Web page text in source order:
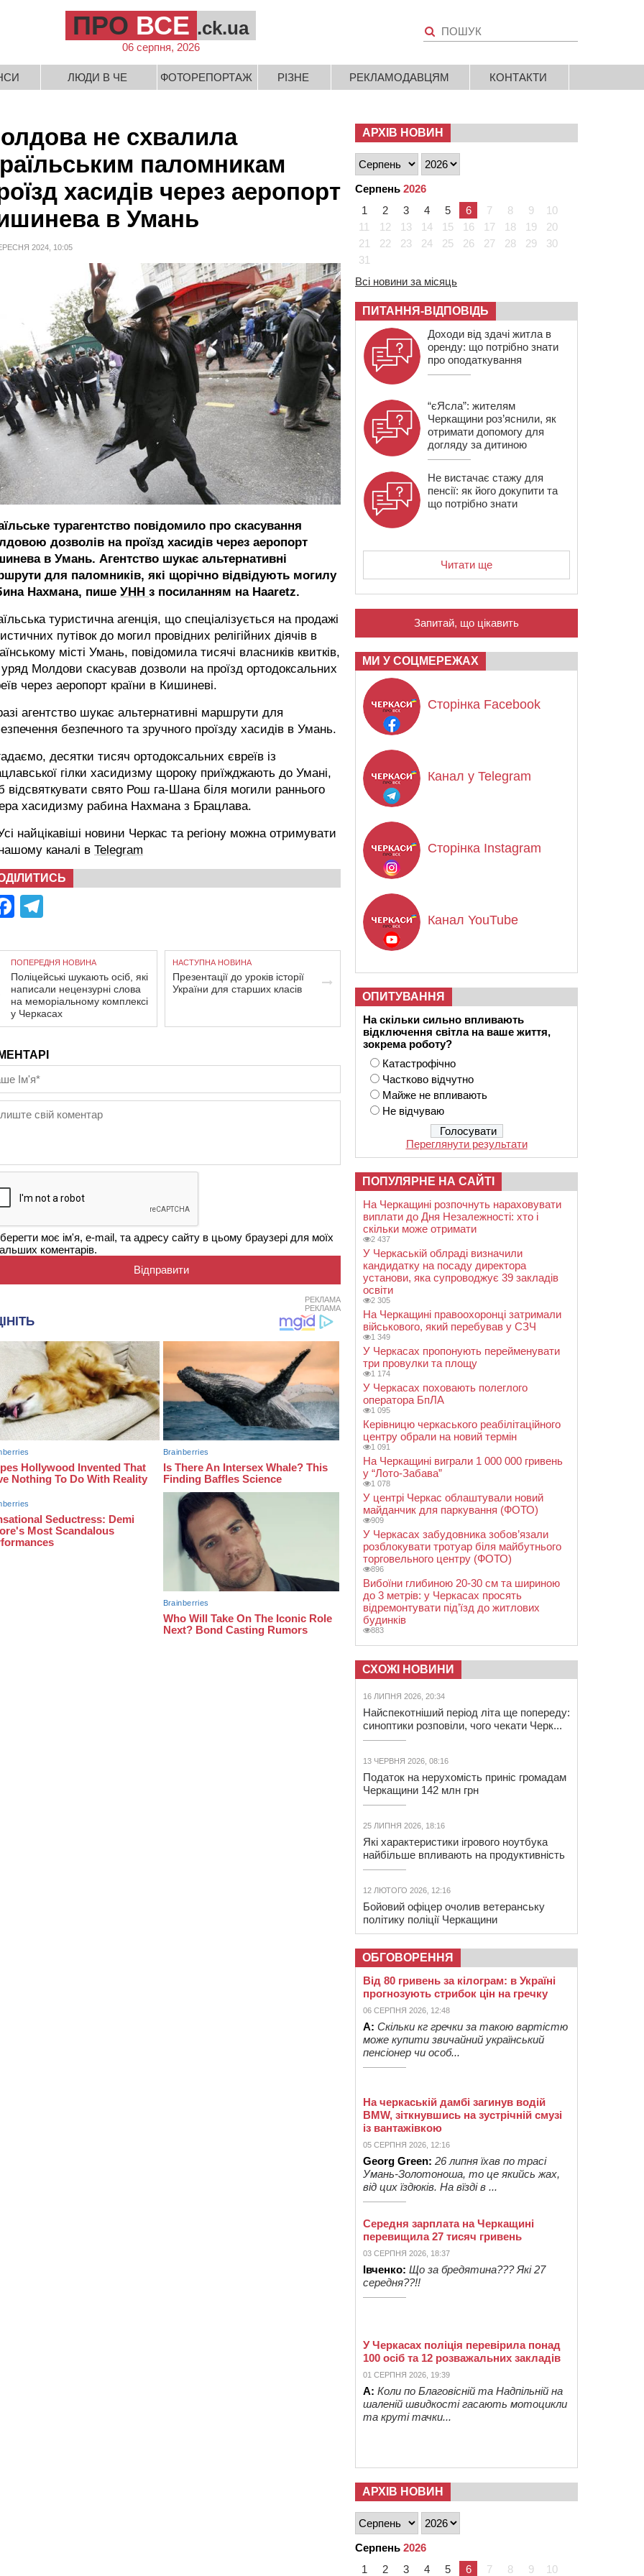
ПРО ВСЕ .ck.ua
06 серпня, 2026
ЛЮДИ В ЧЕ ФОТОРЕПОРТАЖ РІЗНЕ РЕКЛАМОДАВЦЯМ КОНТАКТИ
не схвалила
паломникам
хасидів через аеропорт
в Умань
2024, 10:05
турагентство повідомило про скасування
дозволів на проїзд хасидів через аеропорт
в Умань. Агентство шукає альтернативні
для паломників, які щорічно відвідують могилу
Нахмана, пише УНН з посиланням на Haaretz.
туристична агенція, що спеціалізується на продажі
путівок до могил провідних релігійних діячів в
місті Умань, повідомила тисячі власників квитків,
Молдови скасував дозволи на проїзд ортодоксальних
через аеропорт країни в Кишиневі.
агентство шукає альтернативні маршрути для
безпечного та зручного проїзду хасидів в Умань.
десятки тисяч ортодоксальних євреїв із
гілки хасидизму щороку приїжджають до Умані,
відсвяткувати свято Рош га-Шана біля могили раннього
хасидизму рабина Нахмана з Брацлава.
найцікавіші новини Черкас та регіону можна отримувати
каналі в Telegram
Facebook
ПОПЕРЕДНЯ НОВИНА
Поліцейські шукають осіб, які
написали нецензурні слова
на меморіальному комплексі
у Черкасах
НАСТУПНА НОВИНА
Презентації до уроків історії
України для старших класів
моє ім'я, e-mail, та адресу сайту в цьому браузері для моїх
коментарів.
РЕКЛАМА
РЕКЛАМА
АРХІВ НОВИН
Серпень 2026
1
2 3 4 5 6 7 8 9
10
11
12 13 14 15 16 17 18 19
20
21
22 23 24 25 26 27 28 29
30
31
Всі новини за місяць
ПИТАННЯ-ВІДПОВІДЬ
Доходи від здачі житла в
оренду: що потрібно знати
про оподаткування
“єЯсла”: жителям
Черкащини роз’яснили, як
отримати допомогу для
догляду за дитиною
Не вистачає стажу для
пенсії: як його докупити та
що потрібно знати
Читати ще
Запитай, що цікавить
МИ У СОЦМЕРЕЖАХ
Сторінка Facebook
Канал у Telegram
Сторінка Instagram
Канал YouTube
ОПИТУВАННЯ
На скільки сильно впливають
відключення світла на ваше життя,
зокрема роботу?
Катастрофічно
Частково відчутно
Майже не впливають
Не відчуваю
Переглянути результати
ПОПУЛЯРНЕ НА САЙТІ
На Черкащині розпочнуть нараховувати
виплати до Дня Незалежності: хто і
скільки може отримати
2 437
У Черкаській облраді визначили
кандидатку на посаду директора
установи, яка супроводжує 39 закладів
освіти
2 305
На Черкащині правоохоронці затримали
військового, який перебував у СЗЧ
1 349
У Черкасах пропонують перейменувати
три провулки та площу
1 174
У Черкасах поховають полеглого
оператора БпЛА
1 095
Керівницю черкаського реабілітаційного
центру обрали на новий термін
1 091
На Черкащині виграли 1 000 000 гривень
у “Лото-Забава”
1 078
У центрі Черкас облаштували новий
майданчик для паркування (ФОТО)
909
У Черкасах забудовника зобов’язали
розблокувати тротуар біля майбутнього
торговельного центру (ФОТО)
896
Вибоїни глибиною 20-30 см та шириною
до 3 метрів: у Черкасах просять
відремонтувати під’їзд до житлових
будинків
883
СХОЖІ НОВИНИ
16 ЛИПНЯ 2026, 20:34
Найспекотніший період літа ще попереду:
синоптики розповіли, чого чекати Черк...
13 ЧЕРВНЯ 2026, 08:16
Податок на нерухомість приніс громадам
Черкащини 142 млн грн
25 ЛИПНЯ 2026, 18:16
Які характеристики ігрового ноутбука
найбільше впливають на продуктивність
12 ЛЮТОГО 2026, 12:16
Бойовий офіцер очолив ветеранську
політику поліції Черкащини
ОБГОВОРЕННЯ
Від 80 гривень за кілограм: в Україні
прогнозують стрибок цін на гречку
06 СЕРПНЯ 2026, 12:48
А: Скільки кг гречки за такою вартістю
може купити звичайний український
пенсіонер чи особ...
На черкаській дамбі загинув водій
BMW, зіткнувшись на зустрічній смузі
із вантажівкою
05 СЕРПНЯ 2026, 12:16
Georg Green: 26 липня їхав по трасі
Умань-Золотоноша, то це якийсь жах,
від цих їздюків. На вїзді в ...
Середня зарплата на Черкащині
перевищила 27 тисяч гривень
03 СЕРПНЯ 2026, 18:37
Івченко: Що за бредятина??? Які 27
середня??!!
У Черкасах поліція перевірила понад
100 осіб та 12 розважальних закладів
01 СЕРПНЯ 2026, 19:39
А: Коли по Благовісній та Надпільній на
шаленій швидкості гасають мотоцикли
та круті тачки...
АРХІВ НОВИН
Серпень 2026
1
2 3 4 5 6 7 8 9 10